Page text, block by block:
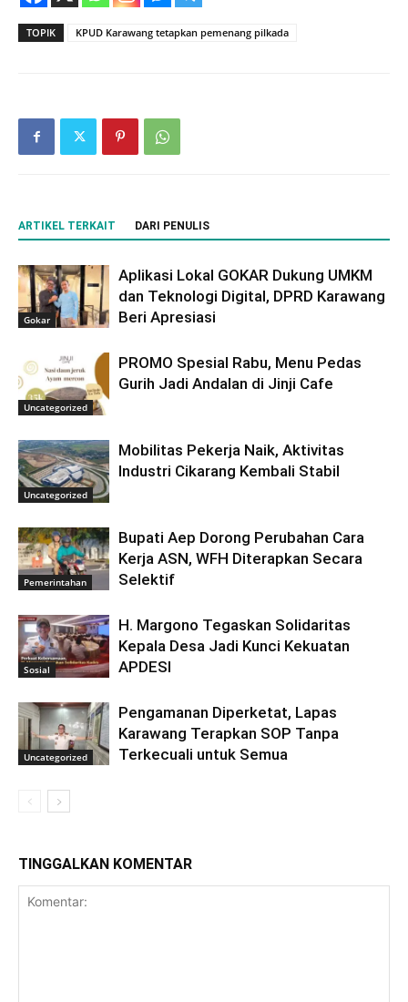
TOPIK KPUD Karawang tetapkan pemenang pilkada
ARTIKEL TERKAIT DARI PENULIS
Gokar
Aplikasi Lokal GOKAR Dukung UMKM
dan Teknologi Digital, DPRD Karawang
Beri Apresiasi
Uncategorized
PROMO Spesial Rabu, Menu Pedas
Gurih Jadi Andalan di Jinji Cafe
Uncategorized
Mobilitas Pekerja Naik, Aktivitas
Industri Cikarang Kembali Stabil
Pemerintahan
Bupati Aep Dorong Perubahan Cara
Kerja ASN, WFH Diterapkan Secara
Selektif
Sosial
H. Margono Tegaskan Solidaritas
Kepala Desa Jadi Kunci Kekuatan
APDESI
Uncategorized
Pengamanan Diperketat, Lapas
Karawang Terapkan SOP Tanpa
Terkecuali untuk Semua
TINGGALKAN KOMENTAR